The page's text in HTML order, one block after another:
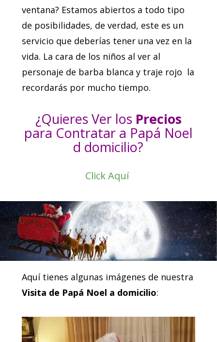
ventana? Estamos abiertos a todo tipo
de posibilidades, de verdad, este es un
servicio que deberías tener una vez en la
vida. La cara de los niños al ver al
personaje de barba blanca y traje rojo la
recordarás por mucho tiempo.
¿Quieres Ver los Precios
para Contratar a Papá Noel
d domicilio?
Click Aquí
Aquí tienes algunas imágenes de nuestra
Visita de Papá Noel a domicilio: